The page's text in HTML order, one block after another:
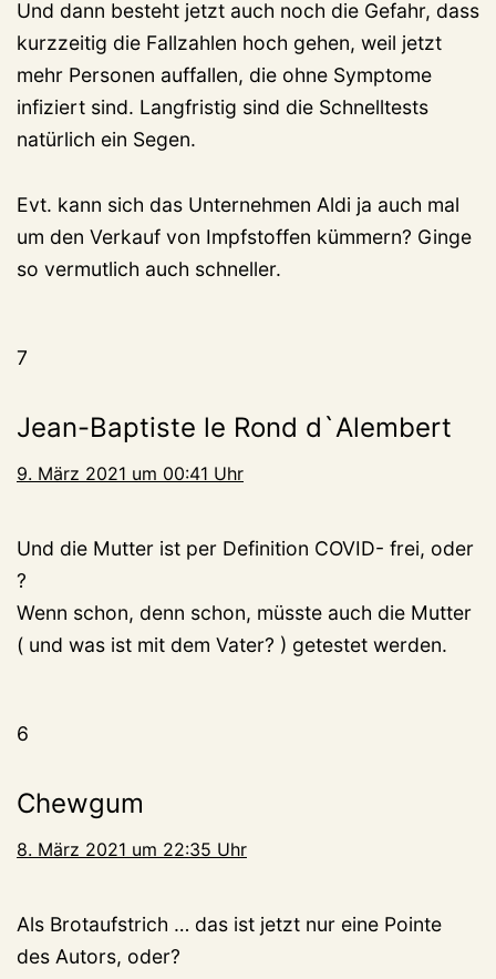
Und dann besteht jetzt auch noch die Gefahr, dass
kurzzeitig die Fallzahlen hoch gehen, weil jetzt
mehr Personen auffallen, die ohne Symptome
infiziert sind. Langfristig sind die Schnelltests
natürlich ein Segen.
Evt. kann sich das Unternehmen Aldi ja auch mal
um den Verkauf von Impfstoffen kümmern? Ginge
so vermutlich auch schneller.
7
Jean-Baptiste le Rond d`Alembert
9. März 2021 um 00:41 Uhr
Und die Mutter ist per Definition COVID- frei, oder
?
Wenn schon, denn schon, müsste auch die Mutter
( und was ist mit dem Vater? ) getestet werden.
6
Chewgum
8. März 2021 um 22:35 Uhr
Als Brotaufstrich … das ist jetzt nur eine Pointe
des Autors, oder?